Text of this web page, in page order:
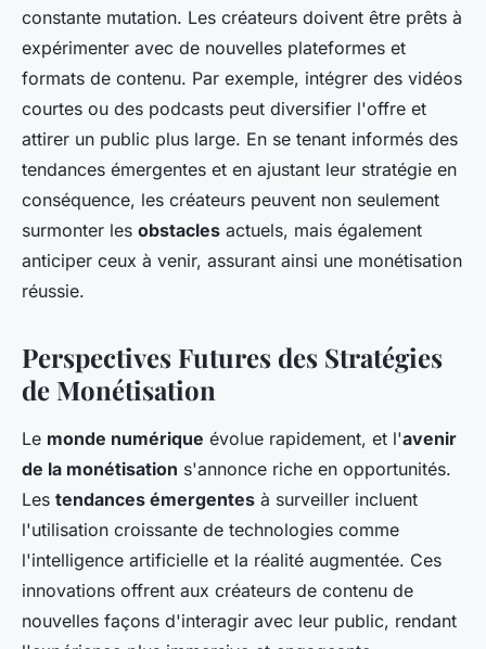
constante mutation. Les créateurs doivent être prêts à
expérimenter avec de nouvelles plateformes et
formats de contenu. Par exemple, intégrer des vidéos
courtes ou des podcasts peut diversifier l'offre et
attirer un public plus large. En se tenant informés des
tendances émergentes et en ajustant leur stratégie en
conséquence, les créateurs peuvent non seulement
surmonter les obstacles actuels, mais également
anticiper ceux à venir, assurant ainsi une monétisation
réussie.
Perspectives Futures des Stratégies
de Monétisation
Le monde numérique évolue rapidement, et l'avenir
de la monétisation s'annonce riche en opportunités.
Les tendances émergentes à surveiller incluent
l'utilisation croissante de technologies comme
l'intelligence artificielle et la réalité augmentée. Ces
innovations offrent aux créateurs de contenu de
nouvelles façons d'interagir avec leur public, rendant